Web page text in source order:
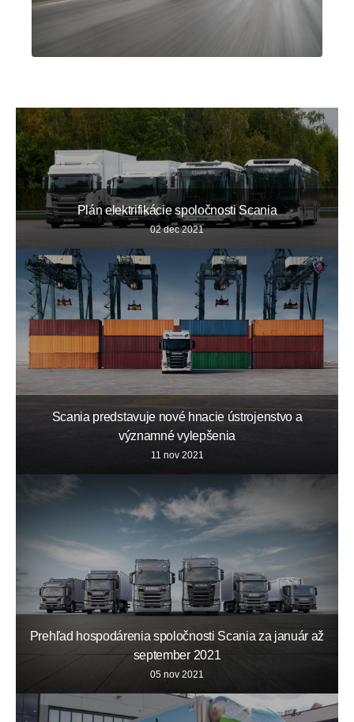
Plán elektrifikácie spoločnosti Scania
02 dec 2021
Scania predstavuje nové hnacie ústrojenstvo a
významné vylepšenia
11 nov 2021
Prehľad hospodárenia spoločnosti Scania za január až
september 2021
05 nov 2021